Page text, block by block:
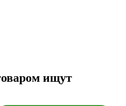
ищут